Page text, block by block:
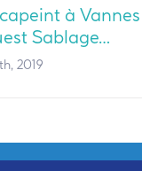
à
Sablage…
2019